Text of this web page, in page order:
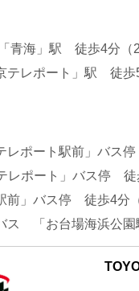
青海」駅 徒歩4分（
レポート」駅 徒歩5
ポート駅前」バス
ポート」バス停 徒
」バス停 徒歩4分（
ス 「お台場海浜公